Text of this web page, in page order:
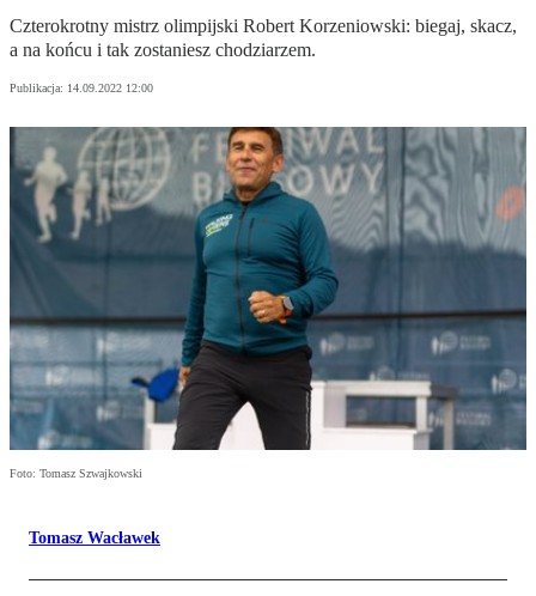
Czterokrotny mistrz olimpijski Robert Korzeniowski: biegaj, skacz,
a na końcu i tak zostaniesz chodziarzem.
Publikacja: 14.09.2022 12:00
Foto: Tomasz Szwajkowski
Tomasz Wacławek